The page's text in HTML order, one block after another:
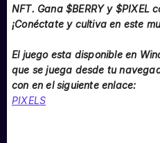
NFT. Gana $BERRY y $PIXEL
¡Conéctate y cultiva en este
El juego esta disponible en
que se juega desde tu
con en el siguiente enlace:
PIXELS